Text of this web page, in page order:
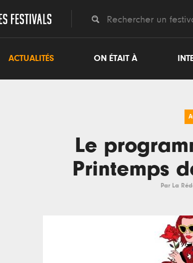
ACTUALITÉS ON ÉTAIT À
Le
Printemps
Par La